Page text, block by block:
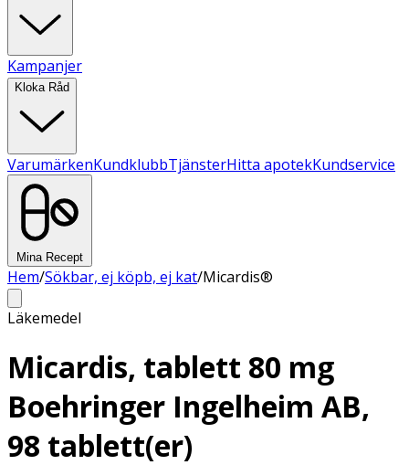
Kampanjer
Kloka Råd
VarumärkenKundklubbTjänsterHitta apotekKundservice
Mina Recept
Hem/Sökbar, ej köpb, ej kat/Micardis®
Läkemedel
Micardis, tablett 80 mg
Boehringer Ingelheim AB,
98 tablett(er)